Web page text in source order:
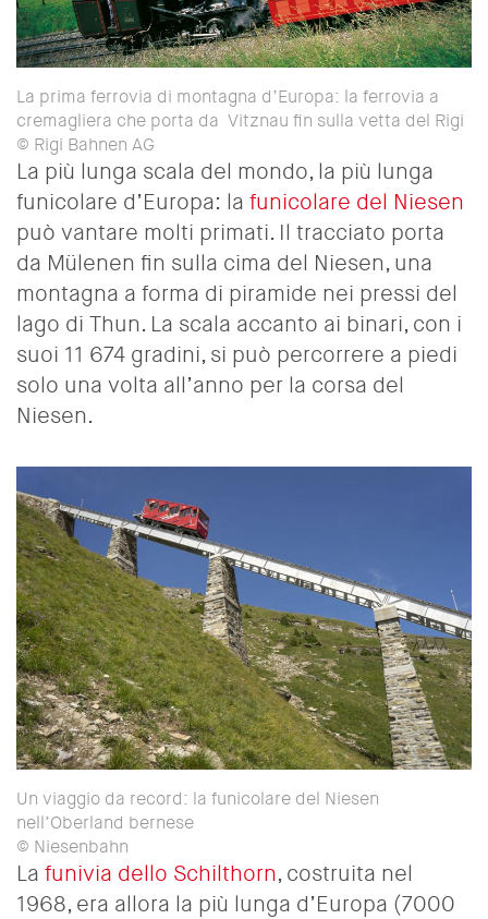
La prima ferrovia di montagna d’Europa: la ferrovia a
cremagliera che porta da Vitznau fin sulla vetta del Rigi
© Rigi Bahnen AG
La più lunga scala del mondo, la più lunga
funicolare d’Europa: la funicolare del Niesen
può vantare molti primati. Il tracciato porta
da Mülenen fin sulla cima del Niesen, una
montagna a forma di piramide nei pressi del
lago di Thun. La scala accanto ai binari, con i
suoi 11 674 gradini, si può percorrere a piedi
solo una volta all’anno per la corsa del
Niesen.
Un viaggio da record: la funicolare del Niesen
nell’Oberland bernese
© Niesenbahn
La funivia dello Schilthorn, costruita nel
1968, era allora la più lunga d’Europa (7000